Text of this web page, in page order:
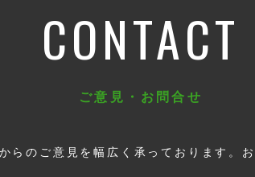
CONTACT
ご意見・お問合せ
らのご意見を幅広く承っております。